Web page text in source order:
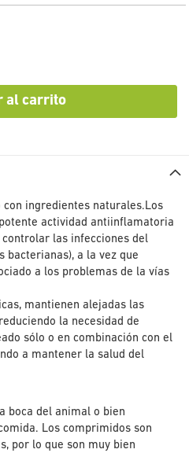
al carrito
ingredientes naturales.Los
actividad antiinflamatoria
las infecciones del
a la vez que
a los problemas de la vías
mantienen alejadas las
la necesidad de
sólo o en combinación con el
a mantener la salud del
boca del animal o bien
Los comprimidos son
por lo que son muy bien